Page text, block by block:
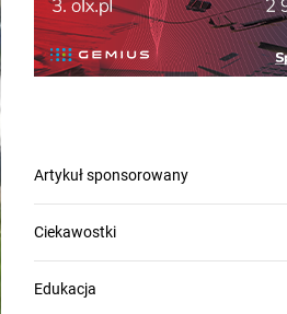
Artykuł sponsorowany
Ciekawostki
Edukacja